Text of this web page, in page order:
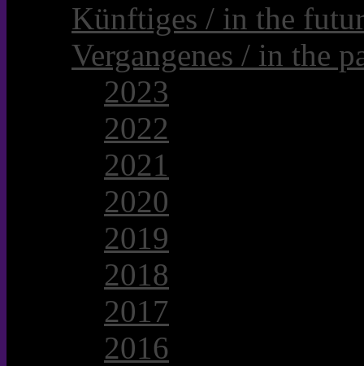
Künftiges / in the
Vergangenes / in the
2023
2022
2021
2020
2019
2018
2017
2016